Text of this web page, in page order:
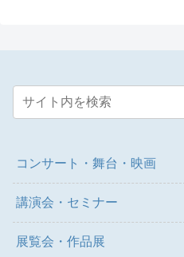
コンサート・舞台・映画
講演会・セミナー
展覧会・作品展